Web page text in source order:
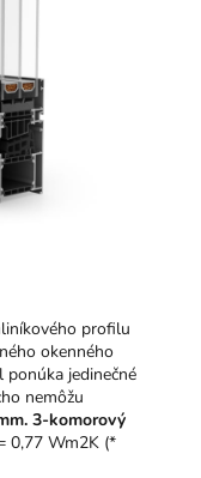
profilu
okenného
jedinečné
nemôžu
3-komorový
0,77 Wm2K (*